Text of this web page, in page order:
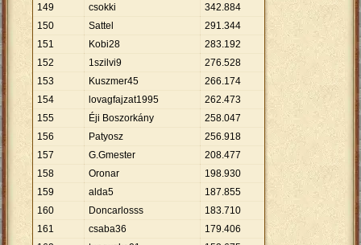
149
csokki 342.884
150
Sattel 291.344
151
Kobi28 283.192
152
1szilvi9 276.528
153
Kuszmer45 266.174
154
lovagfajzat1995 262.473
155
Éji Boszorkány 258.047
156
Patyosz 256.918
157
G.Gmester 208.477
158
Oronar 198.930
159
alda5 187.855
160
Doncarlosss 183.710
161
csaba36 179.406